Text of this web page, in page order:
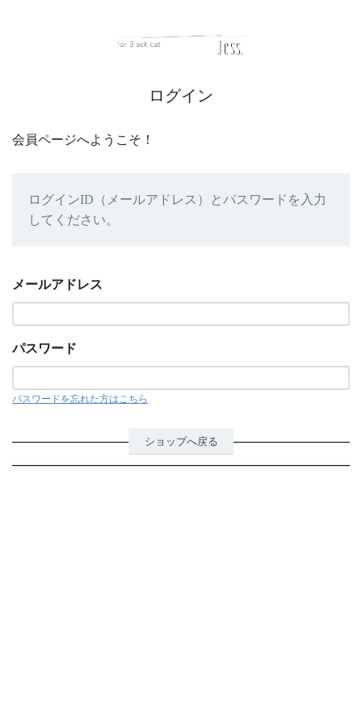
ショップへ戻る
ログイン
会員ページへようこそ！
ログインID（メールアドレス）とパスワードを入力
してください。
メールアドレス
パスワード
パスワードを忘れた方はこちら